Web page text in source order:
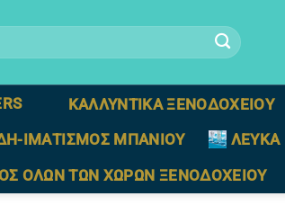
ΚΑΛΛΥΝΤΙΚΑ ΞΕΝΟΔΟΧΕΙΟΥ
ΙΜΑΤΙΣΜΟΣ ΜΠΑΝΙΟΥ
ΛΕΥΚΑ
ΟΛΩΝ ΤΩΝ ΧΩΡΩΝ ΞΕΝΟΔΟΧΕΙΟΥ